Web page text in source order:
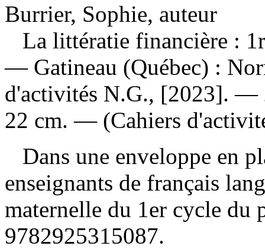
Burrier, Sophie, auteur
La littératie financière :
— Gatineau (Québec) :
d'activités N.G., [2023]. —
22 cm. — (Cahiers
Dans une enveloppe en
enseignants de français
maternelle du 1er cycle
9782925315087.